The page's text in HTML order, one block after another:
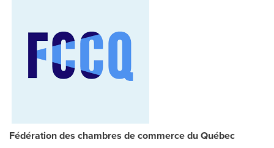
Fédération des chambres de commerce du Québec